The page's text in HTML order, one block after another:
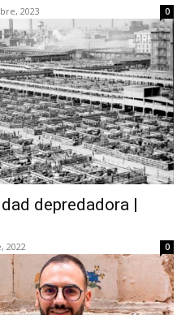
2023 0
depredadora |
2022 0